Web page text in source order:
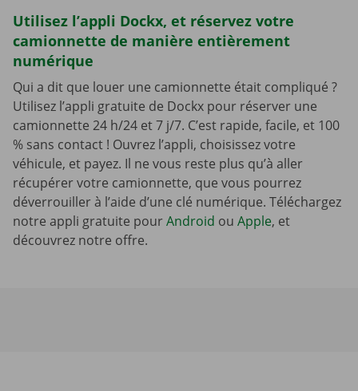
Utilisez l’appli Dockx, et réservez votre
camionnette de manière entièrement
numérique
Qui a dit que louer une camionnette était compliqué ?
Utilisez l’appli gratuite de Dockx pour réserver une
camionnette 24 h/24 et 7 j/7. C’est rapide, facile, et 100
% sans contact ! Ouvrez l’appli, choisissez votre
véhicule, et payez. Il ne vous reste plus qu’à aller
récupérer votre camionnette, que vous pourrez
déverrouiller à l’aide d’une clé numérique. Téléchargez
notre appli gratuite pourAndroid ou Apple, et
découvrez notre offre.